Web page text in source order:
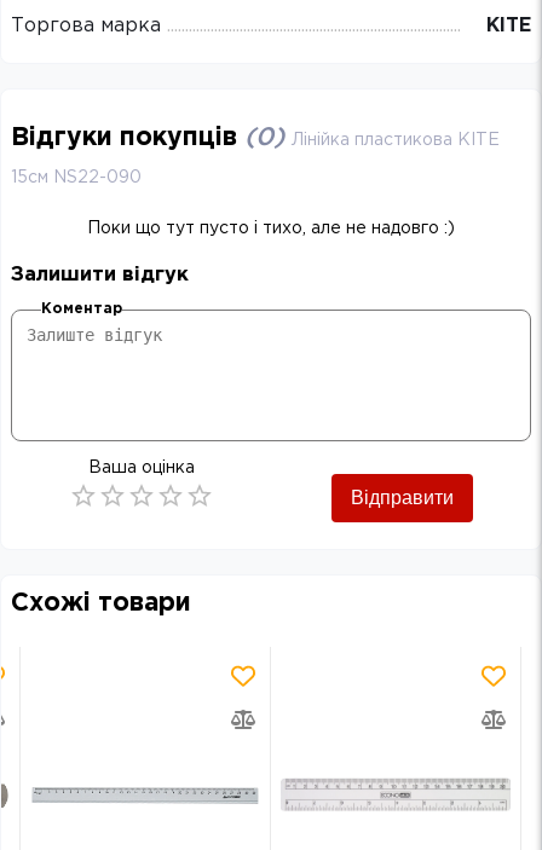
Торгова марка KITE
Відгуки покупців (0) Лінійка пластикова KITE
15см NS22-090
Поки що тут пусто і тихо, але не надовго :)
Залишити відгук
Коментар
Ваша оцінка
Відправити
Схожі товари